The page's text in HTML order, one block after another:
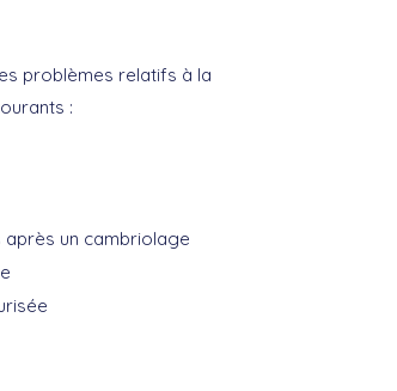
problèmes relatifs à la
:
un cambriolage